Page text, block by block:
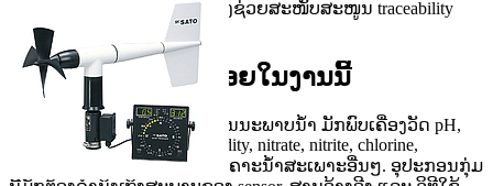
ພາຍໃນ, ຂໍ້ມູນການສອບທຽບຍັງຊ່ວຍສະໜັບສະໜູນ traceability
ຂອງການວັດແທກໄດ້ອີກດ້ວຍ.
ກຸ່ມເຄື່ອງມືທີ່ພົບໄດ້ບ່ອຍໃນງານນີ້
ໃນພາກນ້ຳ ແລະ ການວິເຄາະຄຸນນະພາບນ້ຳ ມັກພົບເຄື່ອງວັດ pH,
Conductivity, TDS, ORP, turbidity, nitrate, nitrite, chlorine,
dissolved oxygen ແລະ ເຄື່ອງວິເຄາະນ້ຳສະເພາະອື່ນໆ. ອຸປະກອນກຸ່ມ